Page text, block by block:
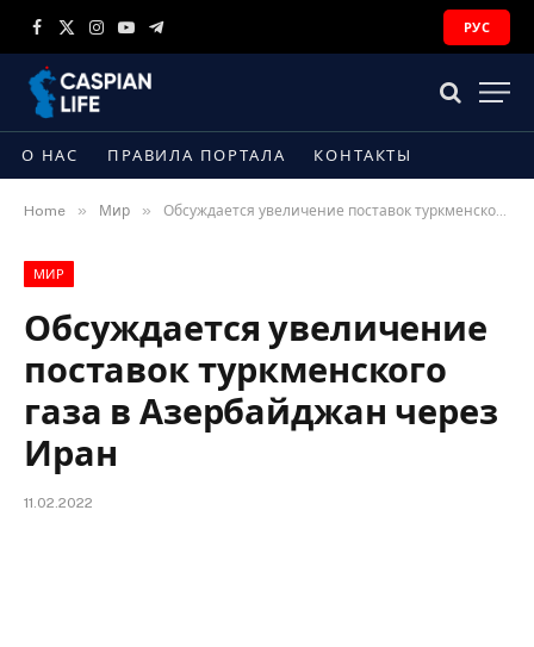
Facebook
X
Instagram
YouTubeTelegram
РУС
О НАС ПРАВИЛА ПОРТАЛА КОНТАКТЫ
Home » Мир » Обсуждается увеличение поставок туркменского газа в Азербайджан через Иран
МИР
Обсуждается увеличение
поставок туркменского
газа в Азербайджан через
Иран
11.02.2022